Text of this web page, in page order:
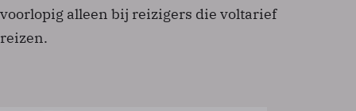
voorlopig alleen bij reizigers die voltarief
reizen.